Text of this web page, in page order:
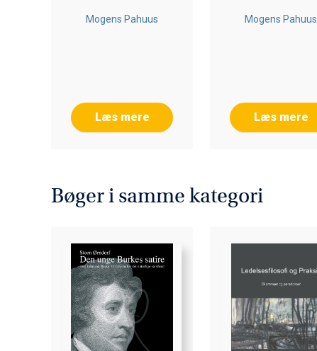
Mogens Pahuus
Læs mere
Mogens Pahuus
Læs mere
Bøger i samme kategori